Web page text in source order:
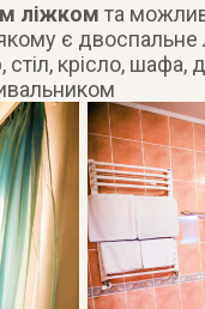
ліжком та
є двоспальне
крісло, шафа,